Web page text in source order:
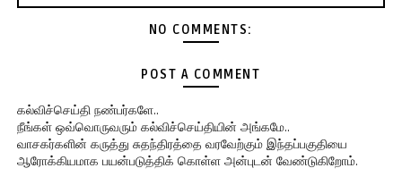
NO COMMENTS:
POST A COMMENT
கல்விச்செய்தி நண்பர்களே..
நீங்கள் ஒவ்வொருவரும் கல்விச்செய்தியின் அங்கமே..
வாசகர்களின் கருத்து சுதந்திரத்தை வரவேற்கும் இந்தப்பகுதியை
ஆரோக்கியமாக பயன்படுத்திக் கொள்ள அன்புடன் வேண்டுகிறோம்.